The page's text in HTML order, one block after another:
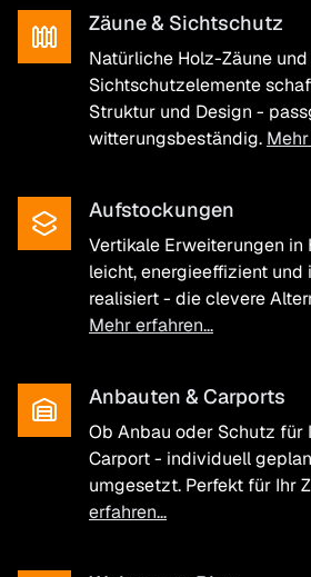
Zäune & Sichtschutz
Natürliche Holz-Zäune und
Sichtschutzelemente
Struktur und Design -
witterungsbeständig.
Aufstockungen
Vertikale Erweiterungen in
leicht, energieeffizient
realisiert - die clevere
Mehr erfahren...
Anbauten & Carports
Ob Anbau oder Schutz für
Carport - individuell
umgesetzt. Perfekt für Ihr
erfahren...